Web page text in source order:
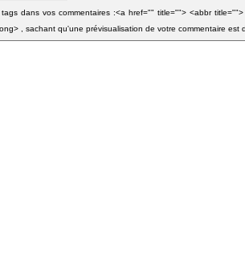
dans vos commentaires :<a href="" title=""> <abbr
, sachant qu'une prévisualisation de votre commentaire est